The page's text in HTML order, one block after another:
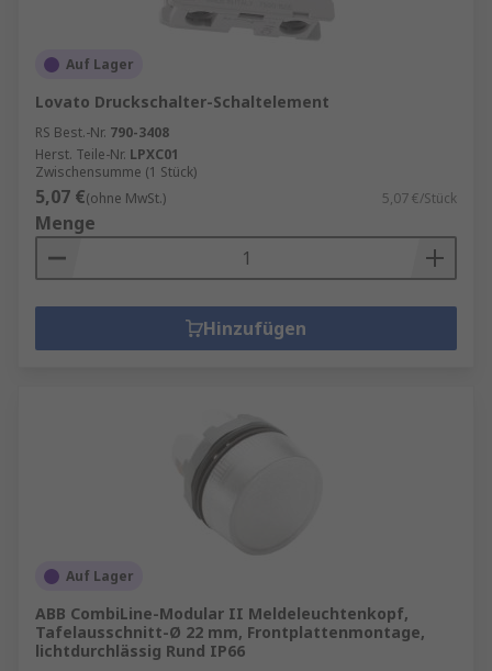
Auf Lager
Lovato Druckschalter-Schaltelement
RS Best.-Nr. 790-3408
Herst. Teile-Nr. LPXC01
Zwischensumme (1 Stück)
5,07 €(ohne MwSt.) 5,07 €/Stück
Menge
Hinzufügen
Auf Lager
ABB CombiLine-Modular II Meldeleuchtenkopf,
Tafelausschnitt-Ø 22 mm, Frontplattenmontage,
lichtdurchlässig Rund IP66